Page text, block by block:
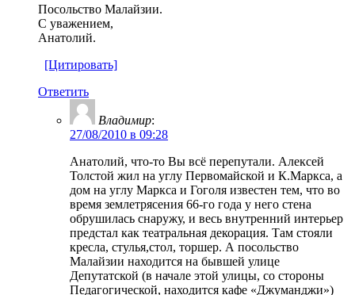
Посольство Малайзии.
С уважением,
Анатолий.
[Цитировать]
Ответить
Владимир:
27/08/2010 в 09:28
Анатолий, что-то Вы всё перепутали. Алексей
Толстой жил на углу Первомайской и К.Маркса, а
дом на углу Маркса и Гоголя известен тем, что во
время землетрясения 66-го года у него стена
обрушилась снаружу, и весь внутренний интерьер
предстал как театральная декорация. Там стояли
кресла, стулья,стол, торшер. А посольство
Малайзии находится на бывшей улице
Депутатской (в начале этой улицы, со стороны
Педагогической, находится кафе «Джуманджи»)